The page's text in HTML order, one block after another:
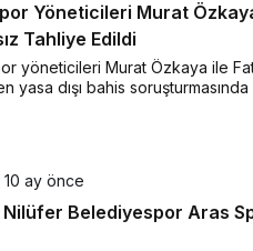
Yöneticileri Murat
Tahliye Edildi
yöneticileri Murat Özkaya ile
yasa dışı bahis
10 ay önce
Belediyespor Aras